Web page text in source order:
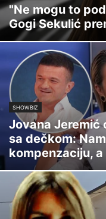
"Ne mogu to
Gogi Sekulić
SHOWBIZ
Jovana
sa dečkom:
kompenzaciju,